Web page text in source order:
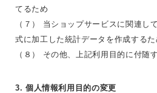
てるため
（７） 当ショップサービスに関連し
式に加工した統計データを作成するた
（８） その他、上記利用目的に付随
3. 個人情報利用目的の変更